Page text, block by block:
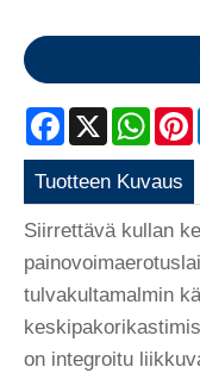
Facebook
X
Tuotteen Kuvaus
Siirrettävä kullan
tulvakultamalmin
on integroitu